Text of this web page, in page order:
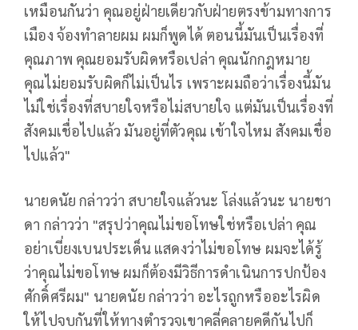
เหมือนกันว่า คุณอยู่ฝ่ายเดียวกับฝ่ายตรงข้ามทางการ
เมือง จ้องทำลายผม ผมก็พูดได้ ตอนนี้มันเป็นเรื่องที่
คุณภาพ คุณยอมรับผิดหรือเปล่า คุณนักกฎหมาย
คุณไม่ยอมรับผิดก็ไม่เป็นไร เพราะผมถือว่าเรื่องนี้มัน
ไม่ใช่เรื่องที่สบายใจหรือไม่สบายใจ แต่มันเป็นเรื่องที่
สังคมเชื่อไปแล้ว มันอยู่ที่ตัวคุณ เข้าใจไหม สังคมเชื่อ
ไปแล้ว"
นายดนัย กล่าวว่า สบายใจแล้วนะ โล่งแล้วนะ นายชา
ดา กล่าวว่า "สรุปว่าคุณไม่ขอโทษใช่หรือเปล่า คุณ
อย่าเบี่ยงเบนประเด็น แสดงว่าไม่ขอโทษ ผมจะได้รู้
ว่าคุณไม่ขอโทษ ผมก็ต้องมีวิธีการดำเนินการปกป้อง
ศักดิ์ศรีผม" นายดนัย กล่าวว่า อะไรถูกหรืออะไรผิด
ให้ไปจบกันที่ให้ทางตำรวจเขาคลี่คลายคดีกันไปก็